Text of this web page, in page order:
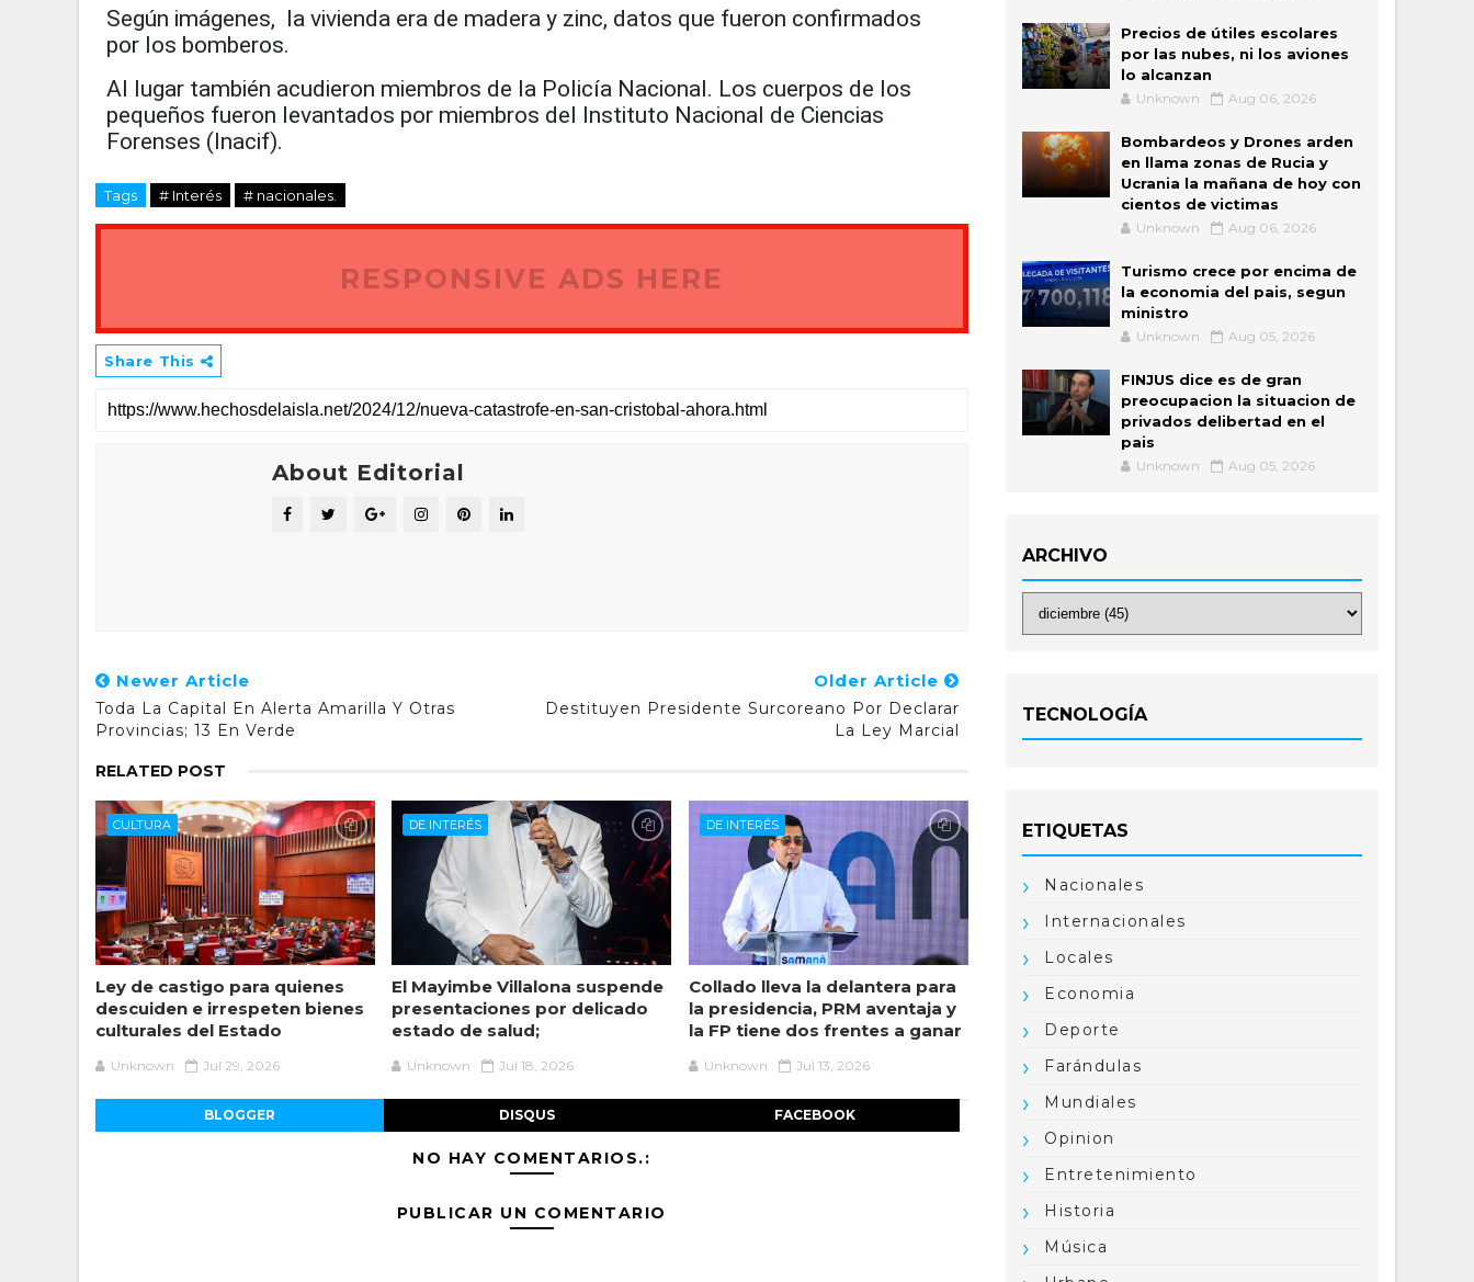
Según imágenes, la vivienda era de madera y zinc, datos que fueron confirmados
por los bomberos.
Al lugar también acudieron miembros de la Policía Nacional. Los cuerpos de los
pequeños fueron levantados por miembros del Instituto Nacional de Ciencias
Forenses (Inacif).
Tags # Interés # nacionales.
RESPONSIVE ADS HERE
Share This
About Editorial
Newer Article
Toda La Capital En Alerta Amarilla Y Otras
Provincias; 13 En Verde
Older Article
Destituyen Presidente Surcoreano Por Declarar
La Ley Marcial
RELATED POST
CULTURA
Ley de castigo para quienes
descuiden e irrespeten bienes
culturales del Estado
Unknown Jul 29, 2026
DE INTERÉS
El Mayimbe Villalona suspende
presentaciones por delicado
estado de salud;
Unknown Jul 18, 2026
DE INTERÉS
Collado lleva la delantera para
la presidencia, PRM aventaja y
la FP tiene dos frentes a ganar
Unknown Jul 13, 2026
BLOGGER DISQUS FACEBOOK
NO HAY COMENTARIOS.:
PUBLICAR UN COMENTARIO
Precios de útiles escolares
por las nubes, ni los aviones
lo alcanzan
Unknown Aug 06, 2026
Bombardeos y Drones arden
en llama zonas de Rucia y
Ucrania la mañana de hoy con
cientos de victimas
Unknown Aug 06, 2026
Turismo crece por encima de
la economia del pais, segun
ministro
Unknown Aug 05, 2026
FINJUS dice es de gran
preocupacion la situacion de
privados delibertad en el
pais
Unknown Aug 05, 2026
ARCHIVO
TECNOLOGÍA
ETIQUETAS
Nacionales
Internacionales
Locales
Economia
Deporte
Farándulas
Mundiales
Opinion
Entretenimiento
Historia
Música